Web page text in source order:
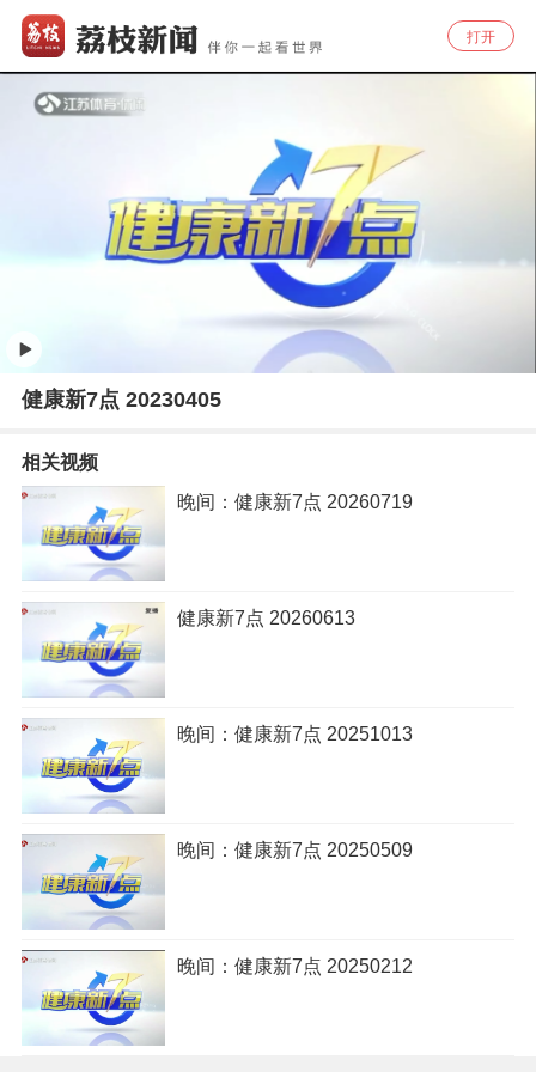
打开
健康新7点 20230405
相关视频
晚间：健康新7点 20260719
健康新7点 20260613
晚间：健康新7点 20251013
晚间：健康新7点 20250509
晚间：健康新7点 20250212